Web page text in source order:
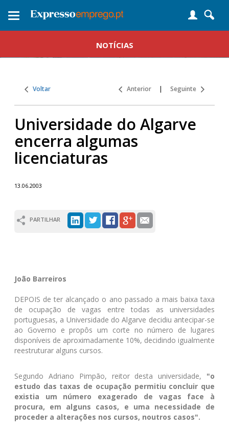
Toggle
NOTÍCIAS
Voltar Anterior | Seguinte
Universidade do Algarve
encerra algumas
licenciaturas
13.06.2003
PARTILHAR
João Barreiros
DEPOIS de ter alcançado o ano passado a mais baixa taxa
de ocupação de vagas entre todas as universidades
portuguesas, a Universidade do Algarve decidiu antecipar-se
ao Governo e propôs um corte no número de lugares
disponíveis de aproximadamente 10%, decidindo igualmente
reestruturar alguns cursos.
Segundo Adriano Pimpão, reitor desta universidade, "o
estudo das taxas de ocupação permitiu concluir que
existia um número exagerado de vagas face à
procura, em alguns casos, e uma necessidade de
proceder a alterações nos cursos, noutros casos".